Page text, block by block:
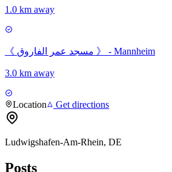
1.0 km away
《 مسجد عمر الفاروق 》 - Mannheim
3.0 km away
Location Get directions
Ludwigshafen-Am-Rhein, DE
Posts